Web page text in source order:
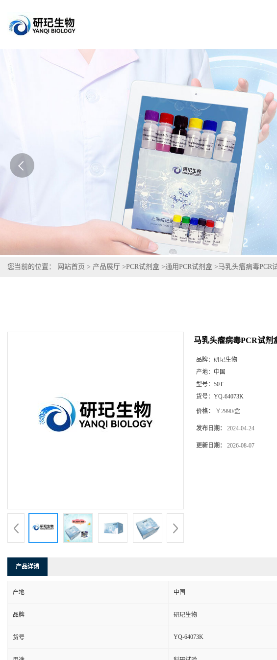
您当前的位置： 网站首页 > 产品展厅 >PCR试剂盒 >通用PCR试剂盒 >马乳头瘤病毒PCR
马乳头瘤病毒PCR试剂
品牌： 研玘生物
产地： 中国
型号： 50T
货号： YQ-64073K
价格： ￥2990/盒
发布日期： 2024-04-24
更新日期： 2026-08-07
产品详请
产地 中国
品牌 研玘生物
货号 YQ-64073K